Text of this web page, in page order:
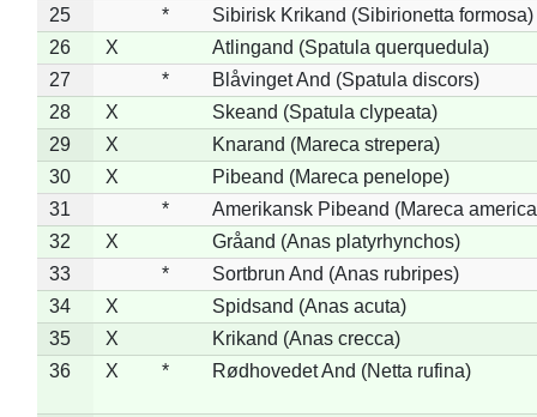
25
*
Sibirisk Krikand (Sibirionetta formosa)
26
X
Atlingand (Spatula querquedula)
27
*
Blåvinget And (Spatula discors)
28
X
Skeand (Spatula clypeata)
29
X
Knarand (Mareca strepera)
30
X
Pibeand (Mareca penelope)
31
*
Amerikansk Pibeand (Mareca
32
X
Gråand (Anas platyrhynchos)
33
*
Sortbrun And (Anas rubripes)
34
X
Spidsand (Anas acuta)
35
X
Krikand (Anas crecca)
36
X * Rødhovedet And (Netta rufina)